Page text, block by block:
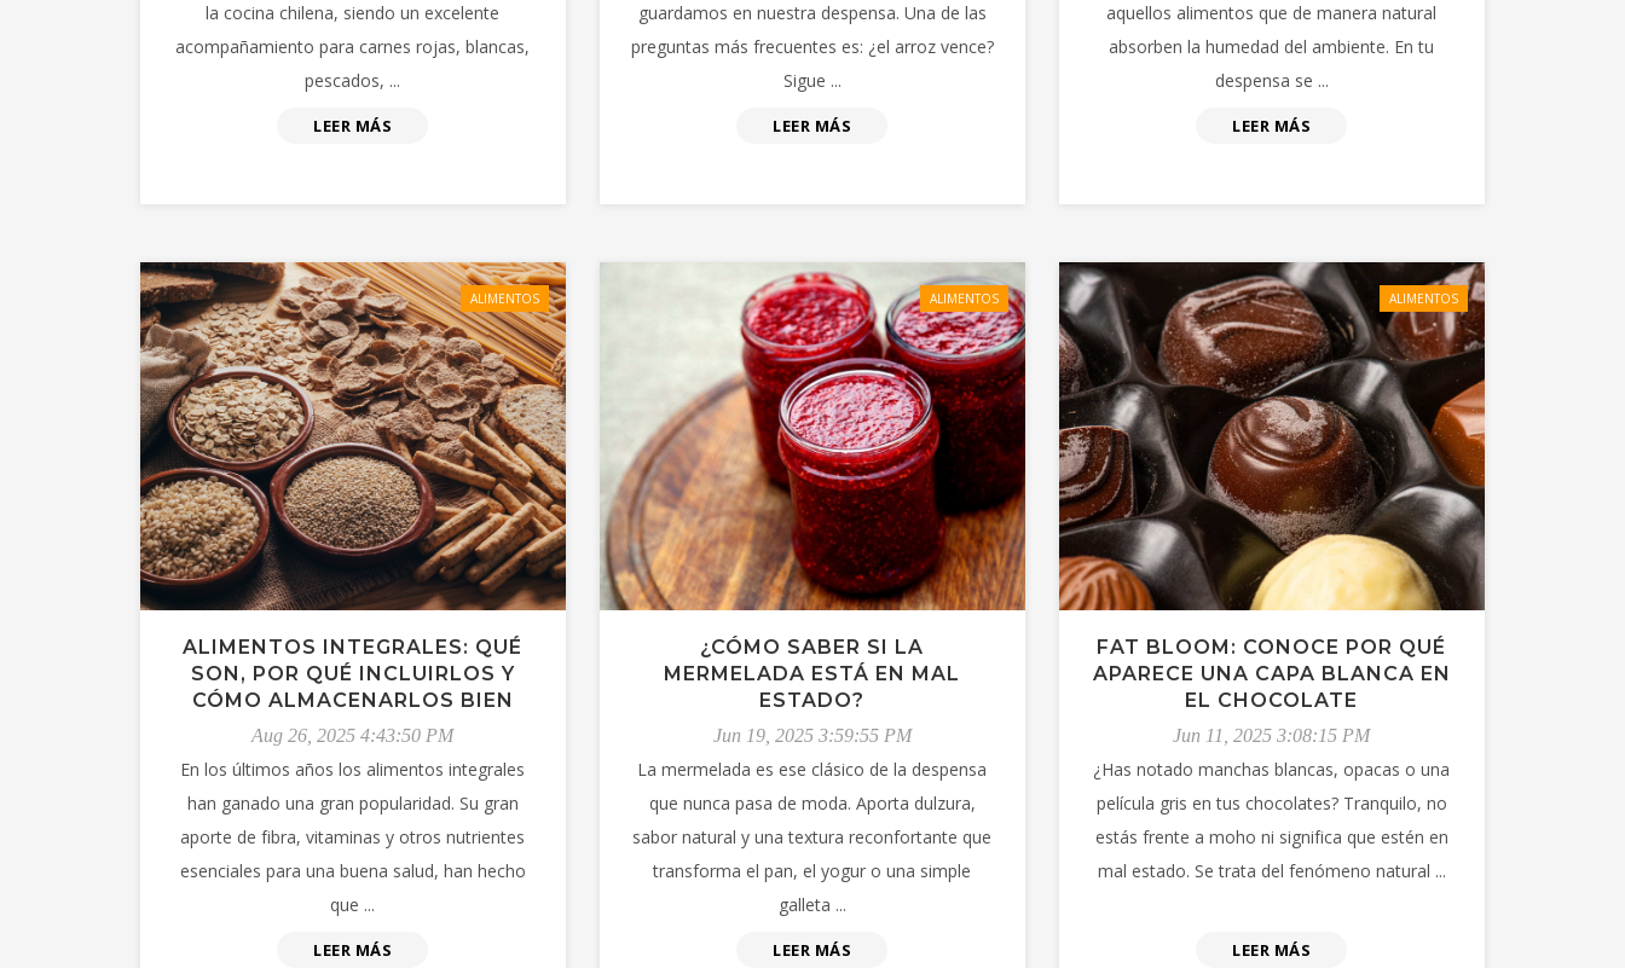
la cocina chilena, siendo un excelente
acompañamiento para carnes rojas, blancas,
pescados, ...
LEER MÁS
guardamos en nuestra despensa. Una de las
preguntas más frecuentes es: ¿el arroz vence?
Sigue ...
LEER MÁS
aquellos alimentos que de manera natural
absorben la humedad del ambiente. En tu
despensa se ...
LEER MÁS
ALIMENTOS
ALIMENTOS INTEGRALES: QUÉ
SON, POR QUÉ INCLUIRLOS Y
CÓMO ALMACENARLOS BIEN
Aug 26, 2025 4:43:50 PM
En los últimos años los alimentos integrales
han ganado una gran popularidad. Su gran
aporte de fibra, vitaminas y otros nutrientes
esenciales para una buena salud, han hecho
que ...
LEER MÁS
ALIMENTOS
¿CÓMO SABER SI LA
MERMELADA ESTÁ EN MAL
ESTADO?
Jun 19, 2025 3:59:55 PM
La mermelada es ese clásico de la despensa
que nunca pasa de moda. Aporta dulzura,
sabor natural y una textura reconfortante que
transforma el pan, el yogur o una simple
galleta ...
LEER MÁS
ALIMENTOS
FAT BLOOM: CONOCE POR QUÉ
APARECE UNA CAPA BLANCA EN
EL CHOCOLATE
Jun 11, 2025 3:08:15 PM
¿Has notado manchas blancas, opacas o una
película gris en tus chocolates? Tranquilo, no
estás frente a moho ni significa que estén en
mal estado. Se trata del fenómeno natural ...
LEER MÁS